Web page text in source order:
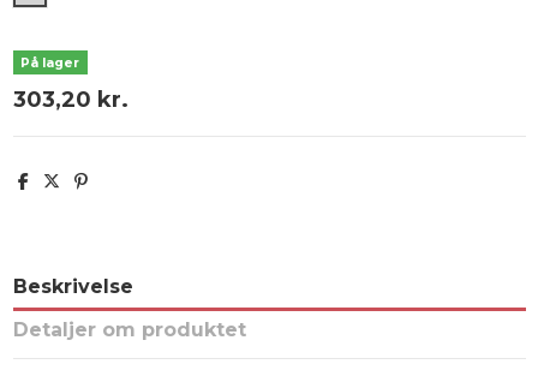
På lager
303,20 kr.
Beskrivelse
Detaljer om produktet